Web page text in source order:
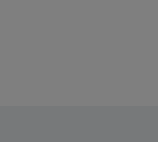
+ base AutoEmpty (green)